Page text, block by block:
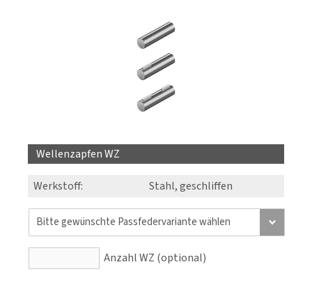
Wellenzapfen WZ
Werkstoff: Stahl, geschliffen
Anzahl WZ (optional)